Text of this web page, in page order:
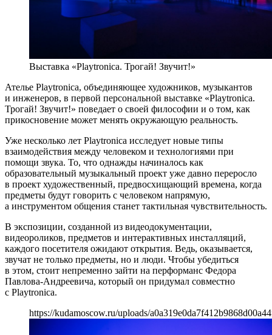
Выставка «Playtronica. Трогай! Звучит!»
Ателье Playtronica, объединяющее художников, музыкантов
и инженеров, в первой персональной выставке «Playtronica.
Трогай! Звучит!» поведает о своей философии и о том, как
прикосновение может менять окружающую реальность.
Уже несколько лет Playtronica исследует новые типы
взаимодействия между человеком и технологиями при
помощи звука. То, что однажды начиналось как
образовательный музыкальный проект уже давно переросло
в проект художественный, предвосхищающий времена, когда
предметы будут говорить с человеком напрямую,
а инструментом общения станет тактильная чувствительность.
В экспозиции, созданной из видеодокументации,
видеороликов, предметов и интерактивных инсталляций,
каждого посетителя ожидают открытия. Ведь, оказывается,
звучат не только предметы, но и люди. Чтобы убедиться
в этом, стоит непременно зайти на перформанс Федора
Павлова-Андреевича, который он придумал совместно
с Playtronica.
https://kudamoscow.ru/uploads/